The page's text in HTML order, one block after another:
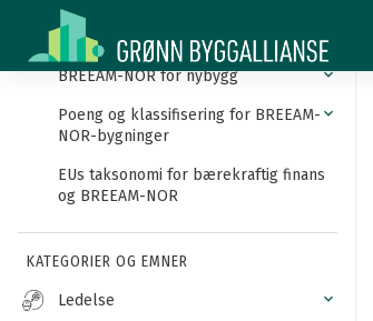
Gjenvunnet
materiale
Innledning
BREEAM-NOR for nybygg
Poeng og klassifisering for BREEAM-
NOR-bygninger
EUs taksonomi for bærekraftig finans
og BREEAM-NOR
KATEGORIER OG EMNER
Ledelse